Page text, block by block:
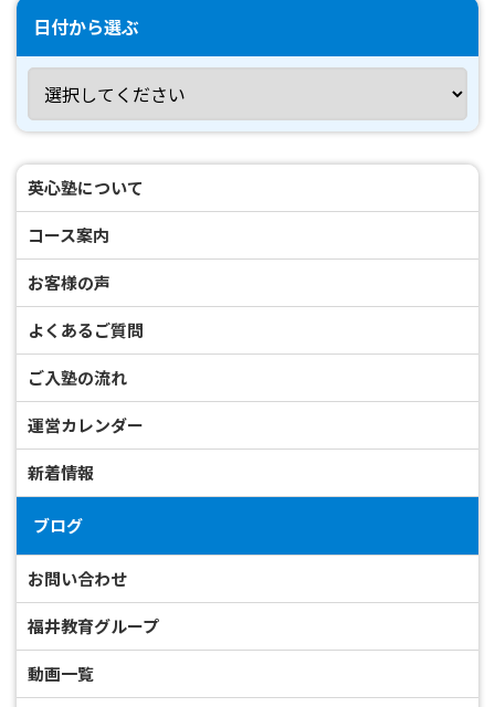
日付から選ぶ
英心塾について
コース案内
お客様の声
よくあるご質問
ご入塾の流れ
運営カレンダー
新着情報
ブログ
お問い合わせ
福井教育グループ
動画一覧